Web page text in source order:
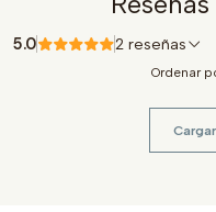
5.0 2 reseñas
Ordenar